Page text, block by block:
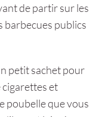
de partir sur les
barbecues publics
petit sachet pour
cigarettes et
poubelle que vous